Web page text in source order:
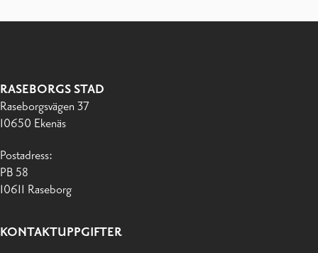
RASEBORGS STAD
Raseborgsvägen 37
10650 Ekenäs
Postadress:
PB 58
10611 Raseborg
KONTAKTUPPGIFTER